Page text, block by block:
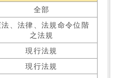
全部
法、法律、法規命令位階
之法規
現行法規
現行法規